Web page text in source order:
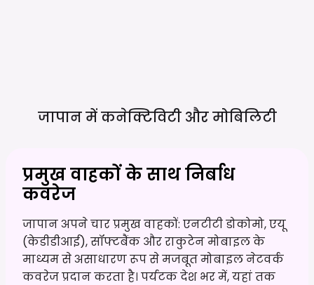
जापान में कनेक्टिविटी औरमोबिलिटी
प्रमुख वाहकों के साथ निर्बाध
कवरेज
जापान अपने चार प्रमुख वाहकों: एनटीटी डोकोमो, एयू
(केडीडीआई), सॉफ्टबैंक और राकुटेन मोबाइल के
माध्यम से असाधारण रूप से मजबूत मोबाइल नेटवर्क
कवरेज प्रदान करता है। पर्यटक देश भर में, यहां तक